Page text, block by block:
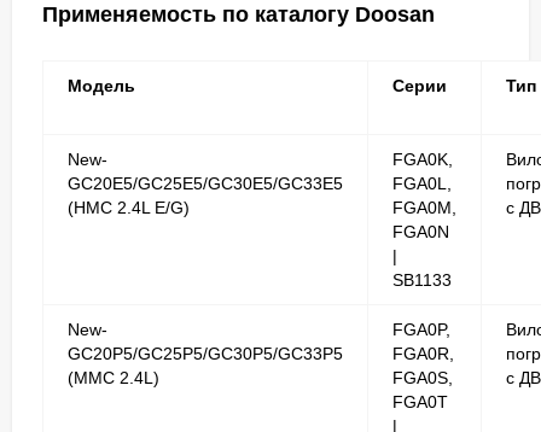
Применяемость по каталогу Doosan
Модель Серии Тип
New-
GC20E5/GC25E5/GC30E5/GC33E5
(HMC 2.4L E/G)
FGA0K,
FGA0L,
FGA0M,
FGA0N
|
SB1133
с
New-
GC20P5/GC25P5/GC30P5/GC33P5
(MMC 2.4L)
FGA0P,
FGA0R,
FGA0S,
FGA0T
|
с